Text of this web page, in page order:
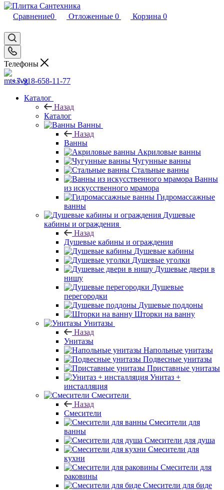
Сравнение0 Отложенные 0 Корзина 0
Телефоны
+7-918-658-11-77
Каталог
Назад
Каталог
Ванны
Назад
Ванны
Акриловые ванны
Чугунные ванны
Стальные ванны
Ванны
из искусственного мрамора
Гидромассажные
ванны
Душевые
кабины и ограждения
Назад
Душевые кабины и ограждения
Душевые кабины
Душевые уголки
Душевые двери в
нишу
Душевые
перегородки
Душевые поддоны
Шторки на ванну
Унитазы
Назад
Унитазы
Напольные унитазы
Подвесные унитазы
Приставные унитазы
Унитаз +
инсталляция
Смесители
Назад
Смесители
Смесители для
ванны
Смесители для душа
Смесители для
кухни
Смесители для
раковины
Смесители для биде